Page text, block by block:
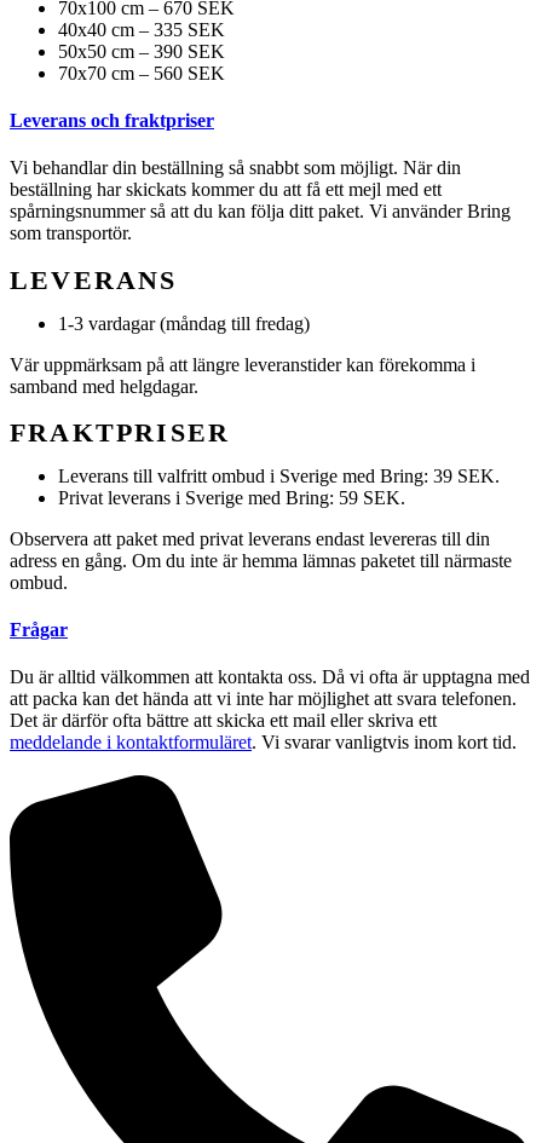
70x100 cm – 670 SEK
40x40 cm – 335 SEK
50x50 cm – 390 SEK
70x70 cm – 560 SEK
Leverans och fraktpriser
Vi behandlar din beställning så snabbt som möjligt. När din
beställning har skickats kommer du att få ett mejl med ett
spårningsnummer så att du kan följa ditt paket. Vi använder Bring
som transportör.
LEVERANS
1-3 vardagar (måndag till fredag)
Vär uppmärksam på att längre leveranstider kan förekomma i
samband med helgdagar.
FRAKTPRISER
Leverans till valfritt ombud i Sverige med Bring: 39 SEK.
Privat leverans i Sverige med Bring: 59 SEK.
Observera att paket med privat leverans endast levereras till din
adress en gång. Om du inte är hemma lämnas paketet till närmaste
ombud.
Frågar
Du är alltid välkommen att kontakta oss. Då vi ofta är upptagna med
att packa kan det hända att vi inte har möjlighet att svara telefonen.
Det är därför ofta bättre att skicka ett mail eller skriva ett
meddelande i kontaktformuläret. Vi svarar vanligtvis inom kort tid.